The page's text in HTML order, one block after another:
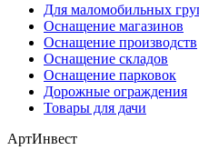
Для маломобильных
Оснащение магазинов
Оснащение производств
Оснащение складов
Оснащение парковок
Дорожные ограждения
Товары для дачи
АртИнвест